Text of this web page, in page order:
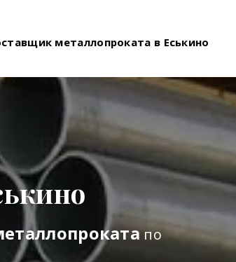
металлопроката в Еськино
по